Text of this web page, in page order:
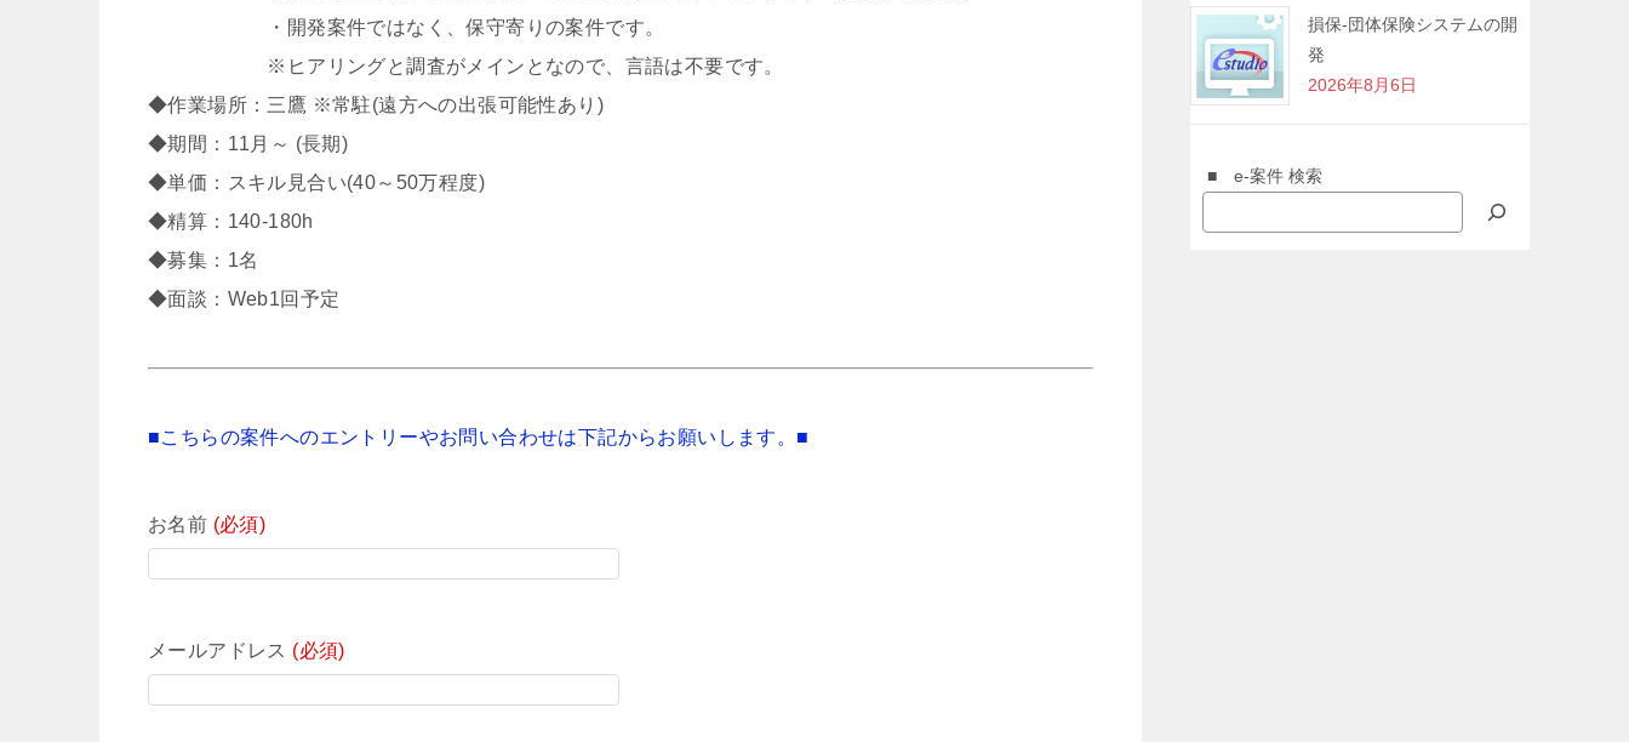
・開発案件ではなく、保守寄りの案件です。
※ヒアリングと調査がメインとなので、言語は不要です。
◆作業場所：三鷹 ※常駐(遠方への出張可能性あり)
◆期間：11月～ (長期)
◆単価：スキル見合い(40～50万程度)
◆精算：140-180h
◆募集：1名
◆面談：Web1回予定
■こちらの案件へのエントリーやお問い合わせは下記からお願いします。■
お名前 (必須)
メールアドレス (必須)
損保-団体保険システムの開
発
2026年8月6日
■ e-案件 検索